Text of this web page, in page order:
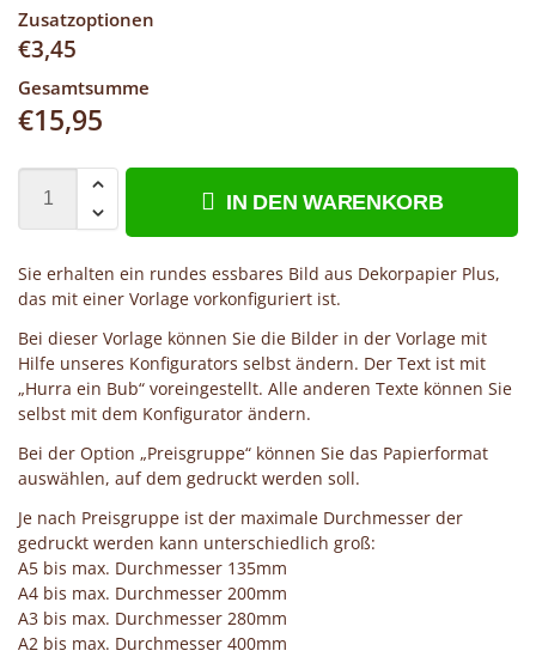
Zusatzoptionen
€3,45
Gesamtsumme
€15,95
IN DEN WARENKORB
Sie erhalten ein rundes essbares Bild aus Dekorpapier Plus,
das mit einer Vorlage vorkonfiguriert ist.
Bei dieser Vorlage können Sie die Bilder in der Vorlage mit
Hilfe unseres Konfigurators selbst ändern. Der Text ist mit
„Hurra ein Bub“ voreingestellt. Alle anderen Texte können Sie
selbst mit dem Konfigurator ändern.
Bei der Option „Preisgruppe“ können Sie das Papierformat
auswählen, auf dem gedruckt werden soll.
Je nach Preisgruppe ist der maximale Durchmesser der
gedruckt werden kann unterschiedlich groß:
A5 bis max. Durchmesser 135mm
A4 bis max. Durchmesser 200mm
A3 bis max. Durchmesser 280mm
A2 bis max. Durchmesser 400mm